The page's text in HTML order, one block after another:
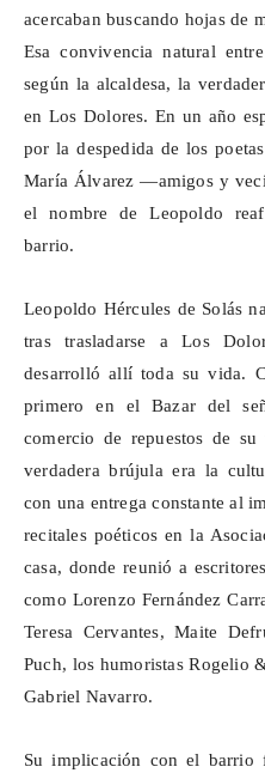
acercaban buscando hojas de
Esa convivencia natural
según la alcaldesa, la
en Los Dolores. En un año
por la despedida de los
María Álvarez —amigos y
el nombre de Leopoldo
barrio.
Leopoldo Hércules de Solás
tras trasladarse a Los
desarrolló allí toda su vida.
primero en el Bazar del
comercio de repuestos de
verdadera brújula era la
con una entrega constante al
recitales poéticos en la
casa, donde reunió a
como Lorenzo Fernández
Teresa Cervantes, Maite
Puch, los humoristas Rogelio
Gabriel Navarro.
Su implicación con el barrio